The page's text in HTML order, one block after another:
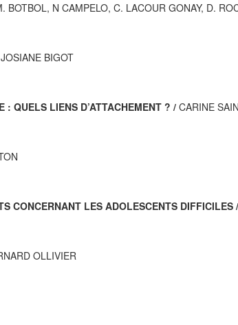
BOTBOL, N CAMPELO, C. LACOUR GONAY, D.
JOSIANE BIGOT
: QUELS LIENS D’ATTACHEMENT ? /CARINE
CONCERNANT LES ADOLESCENTS DIFFICILES /
OLLIVIER